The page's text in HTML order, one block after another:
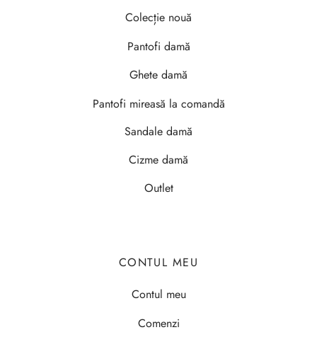
Colecție nouă
Pantofi damă
Ghete damă
Pantofi mireasă la comandă
Sandale damă
Cizme damă
Outlet
CONTUL MEU
Contul meu
Comenzi